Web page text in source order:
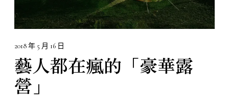
」
2018 年 5 月 16 日
藝人都在瘋的「豪華露
營」